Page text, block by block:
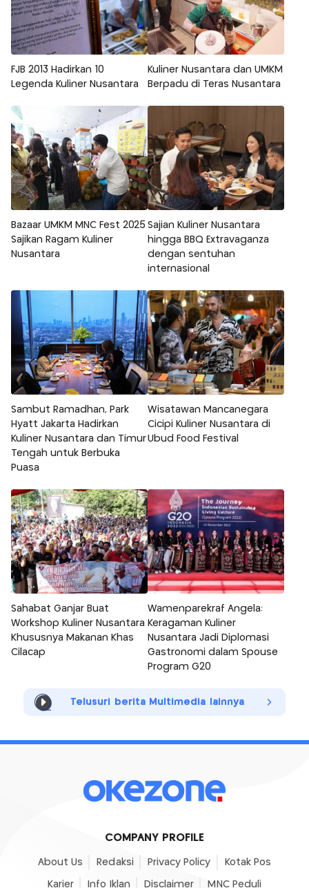
FJB 2013 Hadirkan 10
Legenda Kuliner Nusantara
Kuliner Nusantara dan UMKM
Berpadu di Teras Nusantara
Bazaar UMKM MNC Fest 2025
Sajikan Ragam Kuliner
Nusantara
Sajian Kuliner Nusantara
hingga BBQ Extravaganza
dengan sentuhan
internasional
Sambut Ramadhan, Park
Hyatt Jakarta Hadirkan
Kuliner Nusantara dan Timur
Tengah untuk Berbuka
Puasa
Wisatawan Mancanegara
Cicipi Kuliner Nusantara di
Ubud Food Festival
Sahabat Ganjar Buat
Workshop Kuliner Nusantara
Khususnya Makanan Khas
Cilacap
Wamenparekraf Angela:
Keragaman Kuliner
Nusantara Jadi Diplomasi
Gastronomi dalam Spouse
Program G20
Telusuri berita Multimedia lainnya
COMPANY PROFILE
About Us Redaksi Privacy Policy Kotak Pos
Karier Info Iklan Disclaimer MNC Peduli